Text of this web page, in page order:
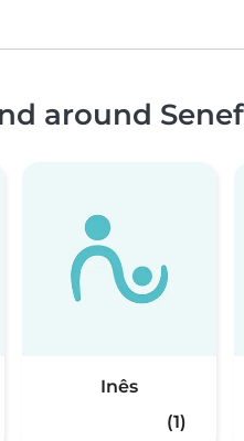
around
Inês
(1)